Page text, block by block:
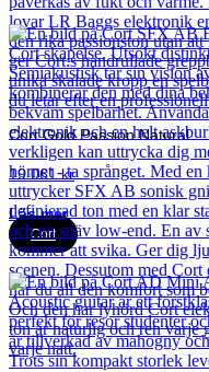
Cort Gold Passion Natural
19 061kr
Läs mer
Cort